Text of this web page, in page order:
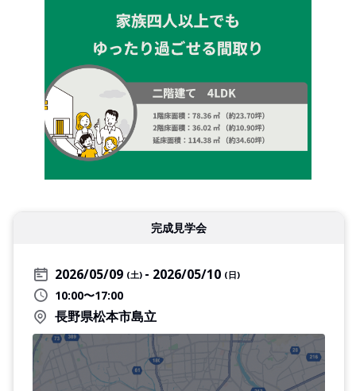
完成見学会
2026/05/09 (土) 2026/05/10 (日)
10:00〜17:00
長野県松本市島立